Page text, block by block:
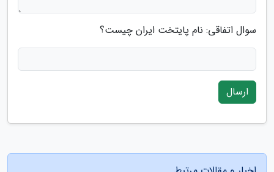
سوال اتفاقی: نام پایتخت ایران چیست؟
ارسال